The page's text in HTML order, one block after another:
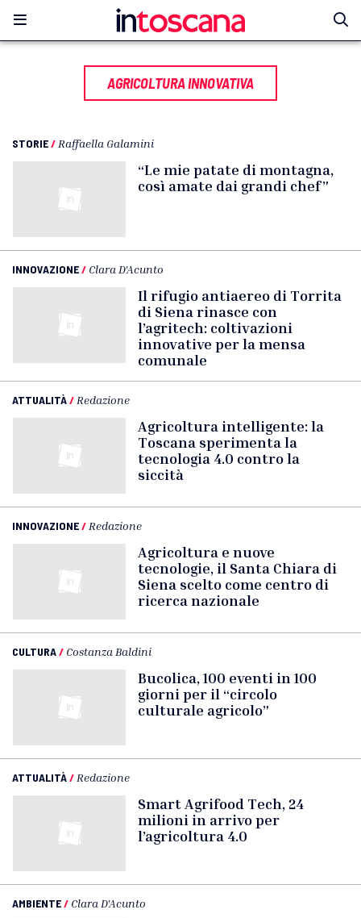
AGRICOLTURA INNOVATIVA
STORIE/ Raffaella Galamini
“Le mie patate di montagna,
così amate dai grandi chef”
INNOVAZIONE/ Clara D'Acunto
Il rifugio antiaereo di Torrita
di Siena rinasce con
l’agritech: coltivazioni
innovative per la mensa
comunale
ATTUALITÀ/ Redazione
Agricoltura intelligente: la
Toscana sperimenta la
tecnologia 4.0 contro la
siccità
INNOVAZIONE/ Redazione
Agricoltura e nuove
tecnologie, il Santa Chiara di
Siena scelto come centro di
ricerca nazionale
CULTURA/ Costanza Baldini
Bucolica, 100 eventi in 100
giorni per il “circolo
culturale agricolo”
ATTUALITÀ/ Redazione
Smart Agrifood Tech, 24
milioni in arrivo per
l’agricoltura 4.0
AMBIENTE/ Clara D'Acunto